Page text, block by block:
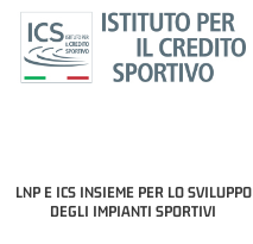
LNP E ICS INSIEME PER LO SVILUPPO
DEGLI IMPIANTI SPORTIVI